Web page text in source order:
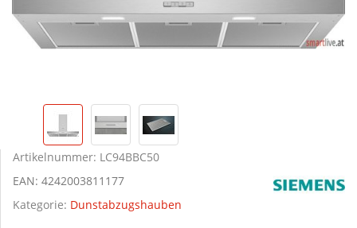
Artikelnummer: LC94BBC50
EAN: 4242003811177
Kategorie: Dunstabzugshauben